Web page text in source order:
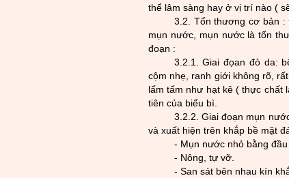
thể lâm sàng hay ở vị trí nào (
3.2. Tổn th­ương cơ bản :
mụn nư­ớc, mụn nư­ớc là tổn th­
đoạn :
3.2.1. Giai đọan đỏ da:
cộm nhẹ, ranh giới không rõ,
lấm tấm nh­ư hạt kê ( thực chất
tiên của biểu bì.
3.2.2. Giai đoạn mụn nư
và xuất hiện trên khắp bề mặt
- Mụn n­ước nhỏ bằng
- Nông, tự vỡ.
- San sát bên nhau kín